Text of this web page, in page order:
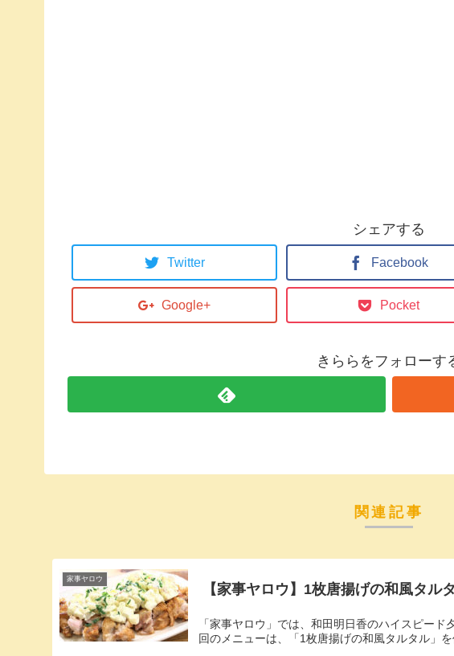
シェアする
Twitter Facebook
Google+ Pocket
きららをフォローす
関連記事
家事ヤロウ
【家事ヤロウ】1枚唐揚げの和風タル
「家事ヤロウ」では、和田明日香のハイスピー
回のメニューは、「1枚唐揚げの和風タルタル」を